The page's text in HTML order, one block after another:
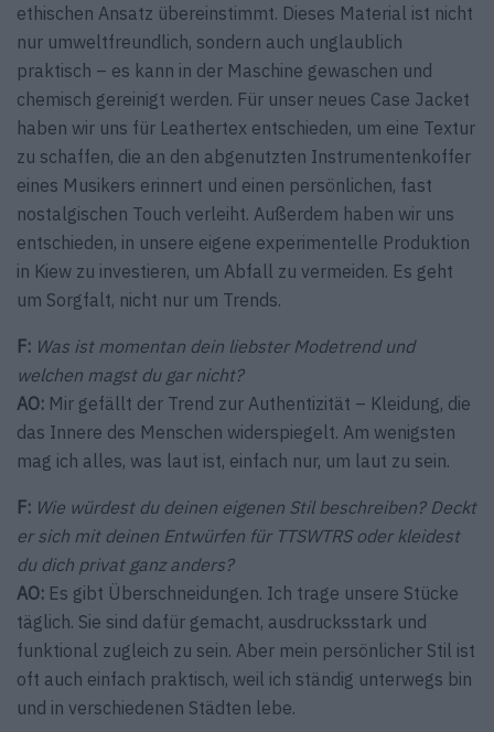
ethischen Ansatz übereinstimmt. Dieses Material ist nicht
nur umweltfreundlich, sondern auch unglaublich
praktisch – es kann in der Maschine gewaschen und
chemisch gereinigt werden. Für unser neues Case Jacket
haben wir uns für Leathertex entschieden, um eine Textur
zu schaffen, die an den abgenutzten Instrumentenkoffer
eines Musikers erinnert und einen persönlichen, fast
nostalgischen Touch verleiht. Außerdem haben wir uns
entschieden, in unsere eigene experimentelle Produktion
in Kiew zu investieren, um Abfall zu vermeiden. Es geht
um Sorgfalt, nicht nur um Trends.
F: Was ist momentan dein liebster Modetrend und
welchen magst du gar nicht?
AO: Mir gefällt der Trend zur Authentizität – Kleidung, die
das Innere des Menschen widerspiegelt. Am wenigsten
mag ich alles, was laut ist, einfach nur, um laut zu sein.
F: Wie würdest du deinen eigenen Stil beschreiben? Deckt
er sich mit deinen Entwürfen für TTSWTRS oder kleidest
du dich privat ganz anders?
AO: Es gibt Überschneidungen. Ich trage unsere Stücke
täglich. Sie sind dafür gemacht, ausdrucksstark und
funktional zugleich zu sein. Aber mein persönlicher Stil ist
oft auch einfach praktisch, weil ich ständig unterwegs bin
und in verschiedenen Städten lebe.